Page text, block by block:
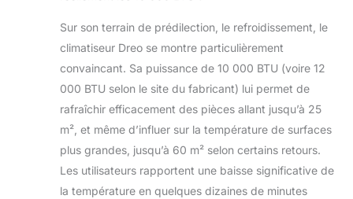
Sur son terrain de prédilection, le refroidissement, le
climatiseur Dreo se montre particulièrement
convaincant. Sa puissance de 10 000 BTU (voire 12
000 BTU selon le site du fabricant) lui permet de
rafraîchir efficacement des pièces allant jusqu’à 25
m², et même d’influer sur la température de surfaces
plus grandes, jusqu’à 60 m² selon certains retours.
Les utilisateurs rapportent une baisse significative de
la température en quelques dizaines de minutes